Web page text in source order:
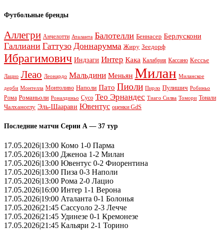
Футбольные бренды
Аллегри Анчелотти Аталанта Балотелли Беннасер Берлускони
Галлиани Гаттузо Доннарумма Жиру Зеедорф
Ибрагимович Индзаги Интер Кака Калабрия Кассано Кессье
Лацио Леао Леонардо Мальдини Меньян Милан Миланское
дерби Монтелла Монтоливо Наполи Пато Пиоли Пирло Пулишич Робиньо
Рома Романьоли Роналдиньо Сусо Тео Эрнандес Тиаго Силва Томори Тонали
Чалханоглу Эль-Шаарави Ювентус оценки GdS
Последние матчи Серии А — 37 тур
17.05.2026|13:00 Комо 1-0 Парма
17.05.2026|13:00 Дженоа 1-2 Милан
17.05.2026|13:00 Ювентус 0-2 Фиорентина
17.05.2026|13:00 Пиза 0-3 Наполи
17.05.2026|13:00 Рома 2-0 Лацио
17.05.2026|16:00 Интер 1-1 Верона
17.05.2026|19:00 Аталанта 0-1 Болонья
17.05.2026|21:45 Сассуоло 2-3 Лечче
17.05.2026|21:45 Удинезе 0-1 Кремонезе
17.05.2026|21:45 Кальяри 2-1 Торино